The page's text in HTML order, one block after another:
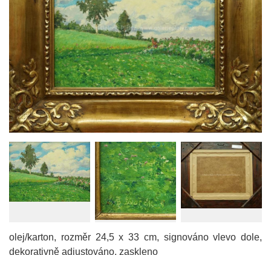
olej/karton, rozměr 24,5 x 33 cm, signováno vlevo dole,
dekorativně adjustováno, zaskleno